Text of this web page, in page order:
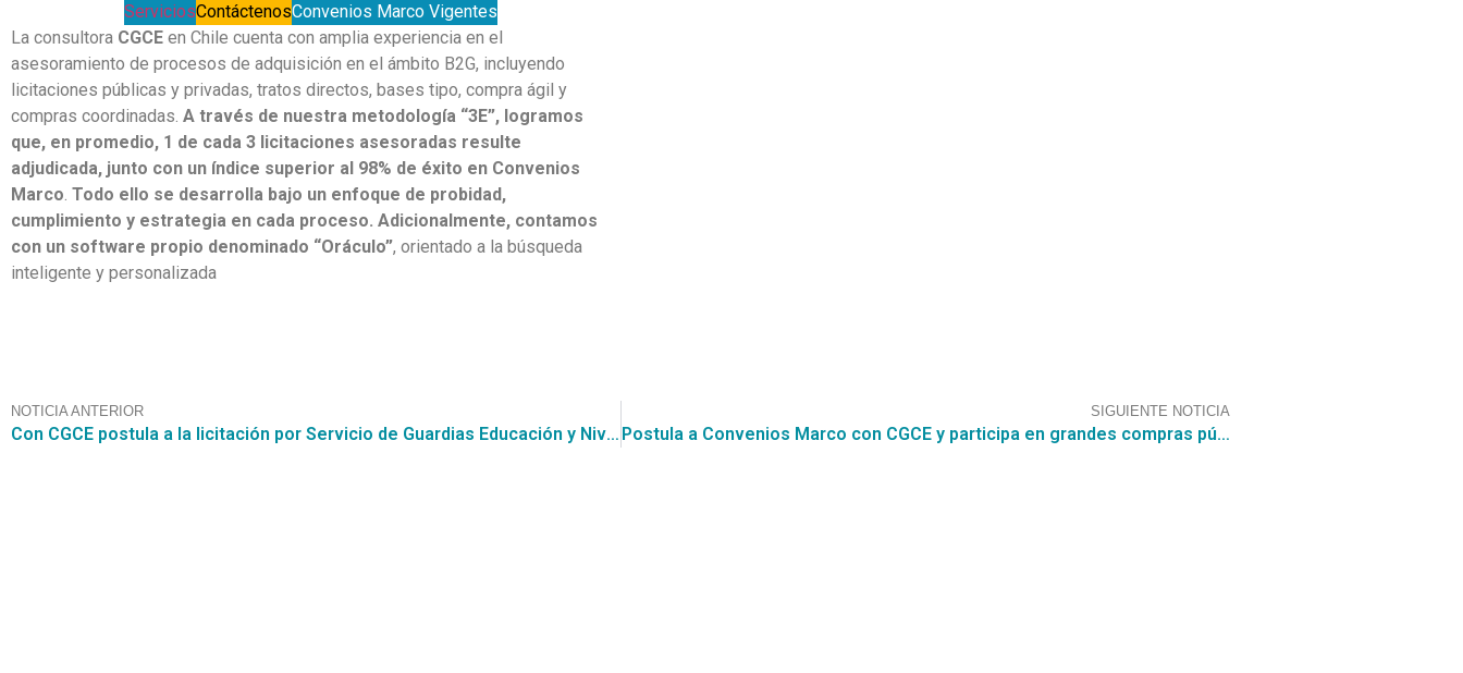
ServiciosContáctenosConvenios Marco Vigentes
La consultora CGCE en Chile cuenta con amplia experiencia en el
asesoramiento de procesos de adquisición en el ámbito B2G, incluyendo
licitaciones públicas y privadas, tratos directos, bases tipo, compra ágil y
compras coordinadas. A través de nuestra metodología “3E”, logramos
que, en promedio, 1 de cada 3 licitaciones asesoradas resulte
adjudicada, junto con un índice superior al 98% de éxito en Convenios
Marco. Todo ello se desarrolla bajo un enfoque de probidad,
cumplimiento y estrategia en cada proceso. Adicionalmente, contamos
con un software propio denominado “Oráculo”, orientado a la búsqueda
inteligente y personalizada
NOTICIA ANTERIOR
Con CGCE postula a la licitación por Servicio de Guardias Educación y Nivel Central de Corporación Municipal de Educación, Salud y Atención de Menores de Puente Alto
SIGUIENTE NOTICIA
Postula a Convenios Marco con CGCE y participa en grandes compras públicas como Adquisición de Insumos asociadas a bajadas extensores y jeringas con equipamiento en comodato por $1.740.000.000